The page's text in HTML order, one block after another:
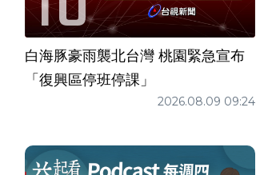
白海豚豪雨襲北台灣 桃園緊急宣布
「復興區停班停課」
2026.08.09 09:24